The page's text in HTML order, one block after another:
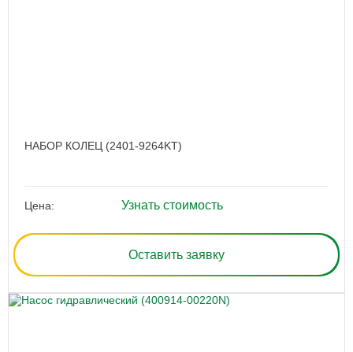
НАБОР КОЛЕЦ (2401-9264KT)
Цена: Узнать стоимость
Оставить заявку